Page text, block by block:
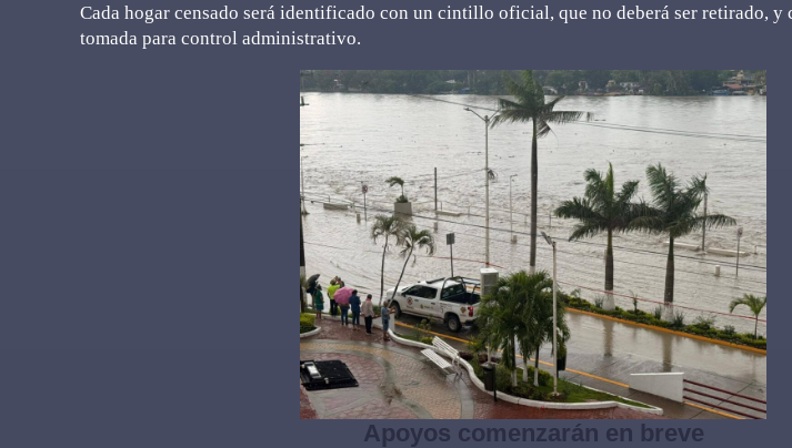
Cada hogar censado será identificado con un cintillo oficial, que no deberá ser retirado, y
tomada para control administrativo.
Apoyos comenzarán en breve